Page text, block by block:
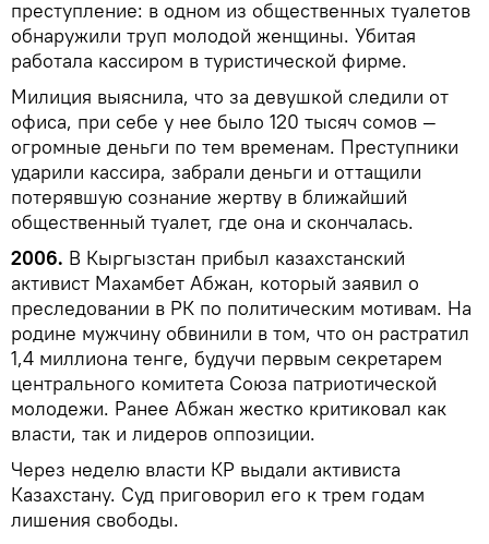
преступление: в одном из общественных туалетов
обнаружили труп молодой женщины. Убитая
работала кассиром в туристической фирме.
Милиция выяснила, что за девушкой следили от
офиса, при себе у нее было 120 тысяч сомов —
огромные деньги по тем временам. Преступники
ударили кассира, забрали деньги и оттащили
потерявшую сознание жертву в ближайший
общественный туалет, где она и скончалась.
2006. В Кыргызстан прибыл казахстанский
активист Махамбет Абжан, который заявил о
преследовании в РК по политическим мотивам. На
родине мужчину обвинили в том, что он растратил
1,4 миллиона тенге, будучи первым секретарем
центрального комитета Союза патриотической
молодежи. Ранее Абжан жестко критиковал как
власти, так и лидеров оппозиции.
Через неделю власти КР выдали активиста
Казахстану. Суд приговорил его к трем годам
лишения свободы.